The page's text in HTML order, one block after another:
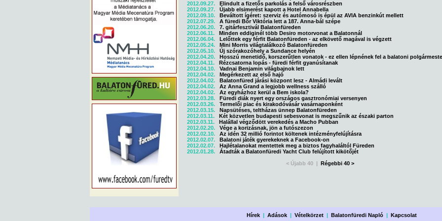
2012.09.27. Elindult a fizetős parkolás a felső városrészben
2012.09.27. Újabb elsimerést kapott a Hotel Annabella
2012.09.10. Beváltott ígéret: szerviz és autómosó is épül az AVIA benzinkút mellett
2012.07.29. A füredi Bőr Viktória lett a 187. Anna-bál szépe
2012.06.20. 7. gitárfesztivál Balatonfüreden
2012.06.11. Minden eddiginél több Desiro motorvonat a Balatonnál
2012.06.04. Lelőttek egy férfit Balatonfüreden - az elkövető magával is végzett
2012.05.24. Mini Morris világtalálkozó Balatonfüreden
2012.05.10. Új szórakozóhely a Sundance helyén
2012.04.20. Hosszú menetidő, korszerűtlen vonatok - ez ellen lépnének fel a balatoni
2012.04.11. Rézcsatorna lopás - füredi férfit gyanúsítanak
2012.04.10. Vadnai Benjamin világbajnok lett
2012.04.02. Megérkezett az első hajó
2012.04.02. Balatonfüred járási központ lesz - Almádi levált
2012.04.02. Az Anna Grand a legjobb wellness szálló
2012.04.02. Az egyházhoz kerül a Bem iskola?
2012.03.28. Füredi diák nyert egy országos gasztronómiai versenyen
2012.03.26. Termelői piac és kirakodóvásár vasárnaponként
2012.03.15. Napsütéses, teltházas ünnep Balatonfüreden
2012.03.11. Két közvetlen budapesti sebesvonat is megszűnik az északi parton
2012.03.11. Halállal végződött verekedés a Macho Pubban
2012.02.20. Vége a korizásnak, jön a futószezon
2012.02.10. Az idén 32 millió forintot költenek intézményfelújításra
2012.02.07. Balatoni játék gyerekeknek a Facebook-on
2012.02.07. Hajlétalanokat mentettek meg a biztos fagyhaláltól Füreden
2012.01.28. Átadták a Balatonfüredi Yacht Club felújított kikötőjét
< Újabb 40 | Régebbi 40 >
Hírek| Adások| Vételkörzet| Balatonfüredi Napló| Kapcsolat